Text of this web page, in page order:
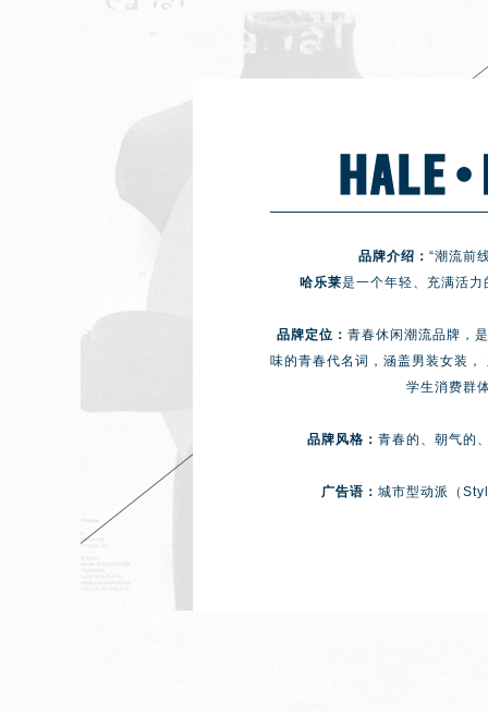
品牌介绍： “潮流前
哈乐莱是一个年轻、充满活
品牌定位： 青春休闲潮流品牌，
味的青春代名词，涵盖男装女装
学生消费群
品牌风格： 青春的、朝气的
广告语： 城市型动派（